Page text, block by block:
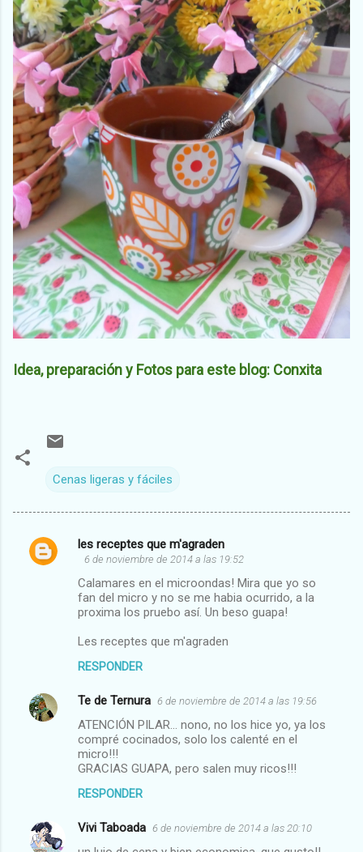
Idea, preparación y Fotos para este blog: Conxita
Cenas ligeras y fáciles
C
r
les receptes que m'agraden
6 de noviembre de 2014 a las 19:52
Calamares en el microondas! Mira que yo so
fan del micro y no se me habia ocurrido, a la
proxima los pruebo así. Un beso guapa!
Les receptes que m'agraden
RESPONDER
Te de Ternura 6 de noviembre de 2014 a las 19:56
ATENCIÓN PILAR... nono, no los hice yo, ya los
compré cocinados, solo los calenté en el
micro!!!
GRACIAS GUAPA, pero salen muy ricos!!!
RESPONDER
Vivi Taboada 6 de noviembre de 2014 a las 20:10